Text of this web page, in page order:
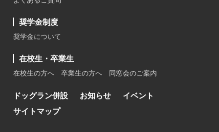
奨学金制度
奨学金について
在校生・卒業生
在校生の方へ 卒業生の方へ 同窓会のご案内
ドッグラン併設 お知らせ
イベント
サイトマップ